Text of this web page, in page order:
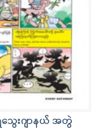
ေးဂျာနယ် အတွဲ